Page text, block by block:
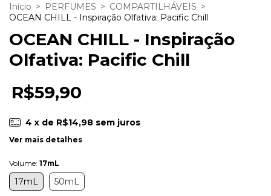
Início > PERFUMES > COMPARTILHÁVEIS >
OCEAN CHILL - Inspiração Olfativa: Pacific Chill
OCEAN CHILL - Inspiração
Olfativa: Pacific Chill
R$59,90
4 x de R$14,98 sem juros
Ver mais detalhes
Volume: 17mL
17mL 50mL